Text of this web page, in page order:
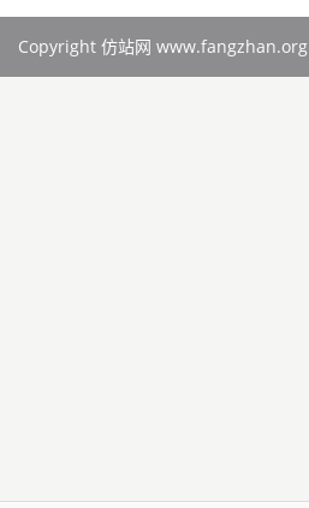
Copyright 仿站网 www.fangzhan.org